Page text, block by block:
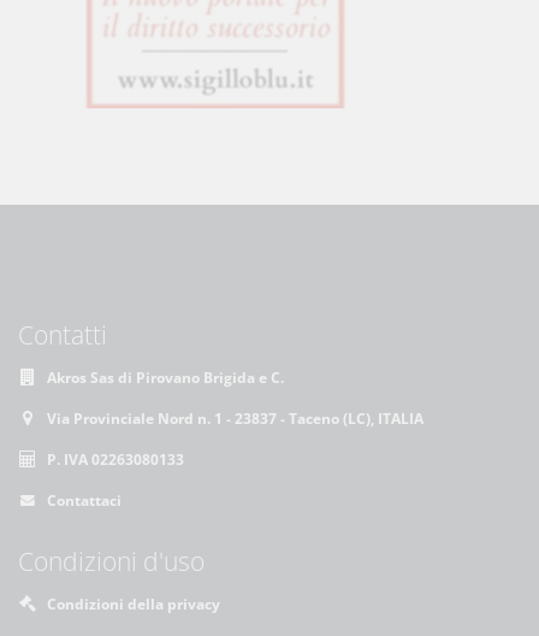
Contatti
Akros Sas di Pirovano Brigida e C.
Via Provinciale Nord n. 1 - 23837 - Taceno (LC), ITALIA
P. IVA 02263080133
Contattaci
Condizioni d'uso
Condizioni della privacy